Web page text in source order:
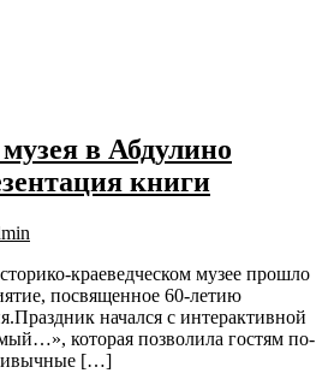
в Абдулино
книги
краеведческом музее прошло
посвященное 60-летию
начался с интерактивной
которая позволила гостям по-
[…]